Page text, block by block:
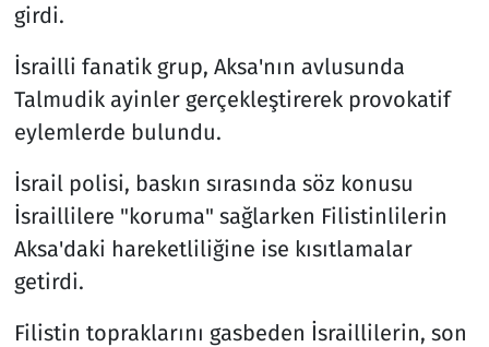
girdi.
İsrailli fanatik grup, Aksa'nın avlusunda
Talmudik ayinler gerçekleştirerek provokatif
eylemlerde bulundu.
İsrail polisi, baskın sırasında söz konusu
İsraillilere "koruma" sağlarken Filistinlilerin
Aksa'daki hareketliliğine ise kısıtlamalar
getirdi.
Filistin topraklarını gasbeden İsraillilerin, son